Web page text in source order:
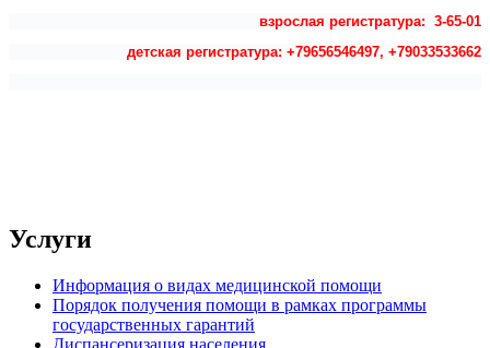
взрослая регистратура: 3-65-01
детская регистратура: +79656546497, +79033533662
Услуги
Информация о видах медицинской помощи
Порядок получения помощи в рамках программы
государственных гарантий
Диспансеризация населения